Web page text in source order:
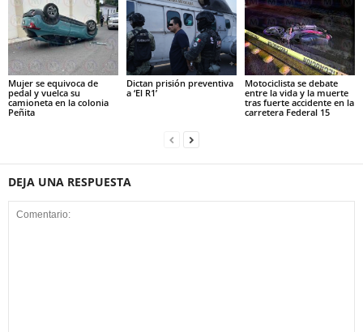
Mujer se equivoca de
pedal y vuelca su
camioneta en la colonia
Peñita
Dictan prisión preventiva
a ‘El R1’
Motociclista se debate
entre la vida y la muerte
tras fuerte accidente en la
carretera Federal 15
DEJA UNA RESPUESTA